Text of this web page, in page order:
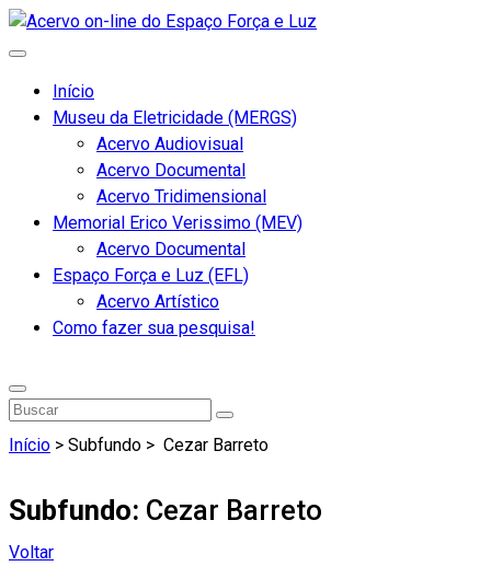
Início
Museu da Eletricidade (MERGS)
Acervo Audiovisual
Acervo Documental
Acervo Tridimensional
Memorial Erico Verissimo (MEV)
Acervo Documental
Espaço Força e Luz (EFL)
Acervo Artístico
Como fazer sua pesquisa!
Início > Subfundo > Cezar Barreto
Subfundo: Cezar Barreto
Voltar